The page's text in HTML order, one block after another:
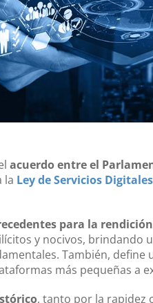
acuerdo entre el
la Ley de Servicios
para la
y nocivos, brindando
También,
más pequeñas a
, tanto por la rapidez